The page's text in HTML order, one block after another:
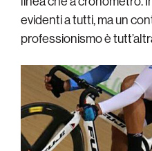
evidenti a tutti, ma un
professionismo è